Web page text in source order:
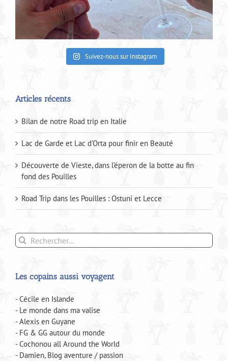
Suivez-nous sur Instagram
Articles récents
Bilan de notre Road trip en Italie
Lac de Garde et Lac d’Orta pour finir en Beauté
Découverte de Vieste, dans l’éperon de la botte au fin
fond des Pouilles
Road Trip dans les Pouilles : Ostuni et Lecce
Rechercher:
Les copains aussi voyagent
- Cécile en Islande
- Le monde dans ma valise
- Alexis en Guyane
- FG & GG autour du monde
- Cochonou all Around the World
- Damien, Blog aventure / passion